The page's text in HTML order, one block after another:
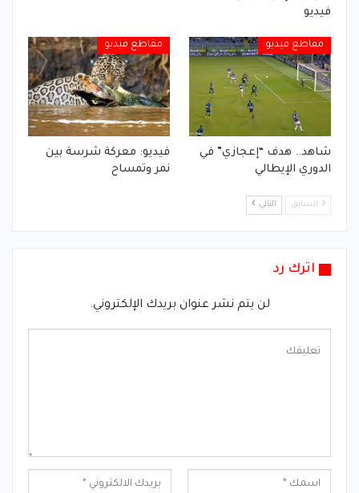
فيديو
مقاطع فيديو
شاهد.. هدف “إعجازي” في
الدوري الإيطالي
مقاطع فيديو
فيديو: معركة شرسة بين
نمر وتمساح
السابق التالي
اترك رد
لن يتم نشر عنوان بريدك الإلكتروني.